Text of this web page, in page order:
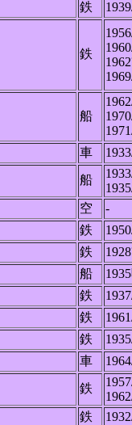
鉄
鉄
船
車
船
空
-
鉄
鉄
船
鉄
鉄
鉄
車
鉄
鉄